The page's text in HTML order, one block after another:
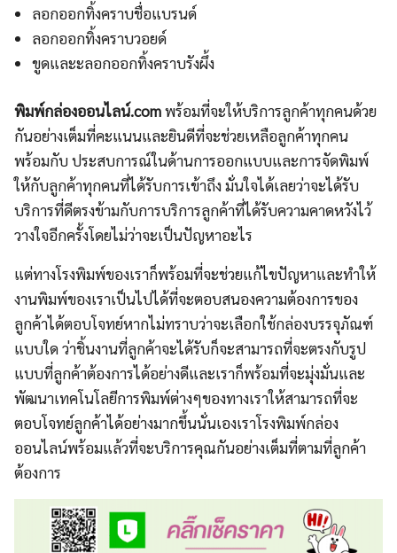
ลอกออกทิ้งคราบชื่อแบรนด์
ลอกออกทิ้งคราบวอยด์
ขูดและะลอกออกทิ้งคราบรังผึ้ง
พิมพ์กล่องออนไลน์.comพร้อมที่จะให้บริการลูกค้าทุกคนด้วย
กันอย่างเต็มที่คะแนนและยินดีที่จะช่วยเหลือลูกค้าทุกคน
พร้อมกับ ประสบการณ์ในด้านการออกแบบและการจัดพิมพ์
ให้กับลูกค้าทุกคนที่ได้รับการเข้าถึง มั่นใจได้เลยว่าจะได้รับ
บริการที่ดีตรงข้ามกับการบริการลูกค้าที่ได้รับความคาดหวังไว้
วางใจอีกครั้งโดยไม่ว่าจะเป็นปัญหาอะไร
แต่ทางโรงพิมพ์ของเราก็พร้อมที่จะช่วยแก้ไขปัญหาและทำให้
งานพิมพ์ของเราเป็นไปได้ที่จะตอบสนองความต้องการของ
ลูกค้าได้ตอบโจทย์หากไม่ทราบว่าจะเลือกใช้กล่องบรรจุภัณฑ์
แบบใด ว่าชิ้นงานที่ลูกค้าจะได้รับก็จะสามารถที่จะตรงกับรูป
แบบที่ลูกค้าต้องการได้อย่างดีและเราก็พร้อมที่จะมุ่งมั่นและ
พัฒนาเทคโนโลยีการพิมพ์ต่างๆของทางเราให้สามารถที่จะ
ตอบโจทย์ลูกค้าได้อย่างมากขึ้นนั่นเองเราโรงพิมพ์กล่อง
ออนไลน์พร้อมแล้วที่จะบริการคุณกันอย่างเต็มที่ตามที่ลูกค้า
ต้องการ